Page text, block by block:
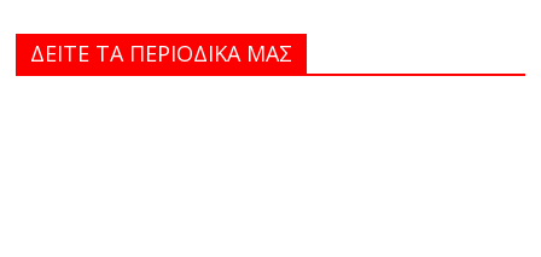
ΔΕΙΤΕ ΤΑ ΠΕΡΙΟΔΙΚΑ MAΣ